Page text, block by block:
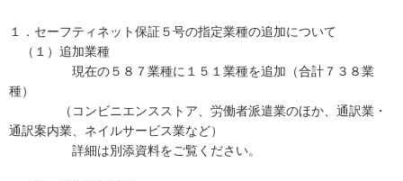
１．セーフティネット保証５号の指定業種の追加について
（１）追加業種
現在の５８７業種に１５１業種を追加（合計７３８業
種）
（コンビニエンスストア、労働者派遣業のほか、通訳業・
通訳案内業、ネイルサービス業など）
詳細は別添資料をご覧ください。